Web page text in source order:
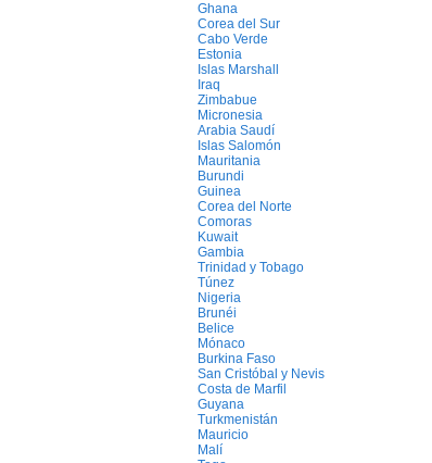
Ghana
Corea del Sur
Cabo Verde
Estonia
Islas Marshall
Iraq
Zimbabue
Micronesia
Arabia Saudí
Islas Salomón
Mauritania
Burundi
Guinea
Corea del Norte
Comoras
Kuwait
Gambia
Trinidad y Tobago
Túnez
Nigeria
Brunéi
Belice
Mónaco
Burkina Faso
San Cristóbal y Nevis
Costa de Marfil
Guyana
Turkmenistán
Mauricio
Malí